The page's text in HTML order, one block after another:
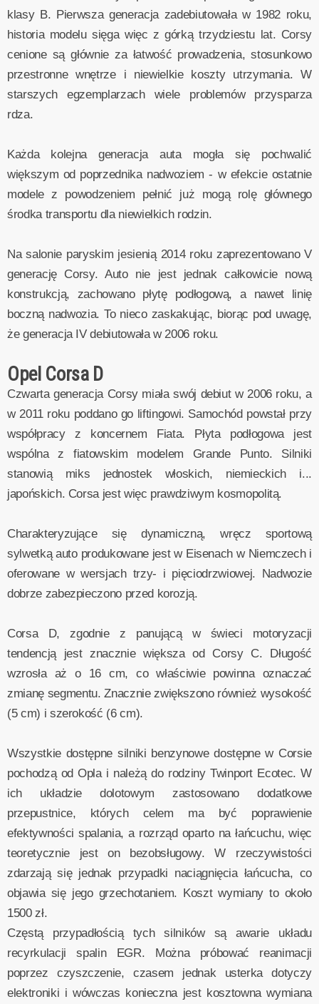
klasy B. Pierwsza generacja zadebiutowała w 1982 roku,
historia modelu sięga więc z górką trzydziestu lat. Corsy
cenione są głównie za łatwość prowadzenia, stosunkowo
przestronne wnętrze i niewielkie koszty utrzymania. W
starszych egzemplarzach wiele problemów przysparza
rdza.
Każda kolejna generacja auta mogła się pochwalić
większym od poprzednika nadwoziem - w efekcie ostatnie
modele z powodzeniem pełnić już mogą rolę głównego
środka transportu dla niewielkich rodzin.
Na salonie paryskim jesienią 2014 roku zaprezentowano V
generację Corsy. Auto nie jest jednak całkowicie nową
konstrukcją, zachowano płytę podłogową, a nawet linię
boczną nadwozia. To nieco zaskakując, biorąc pod uwagę,
że generacja IV debiutowała w 2006 roku.
Opel Corsa D
Czwarta generacja Corsy miała swój debiut w 2006 roku, a
w 2011 roku poddano go liftingowi. Samochód powstał przy
współpracy z koncernem Fiata. Płyta podłogowa jest
wspólna z fiatowskim modelem Grande Punto. Silniki
stanowią miks jednostek włoskich, niemieckich i...
japońskich. Corsa jest więc prawdziwym kosmopolitą.
Charakteryzujące się dynamiczną, wręcz sportową
sylwetką auto produkowane jest w Eisenach w Niemczech i
oferowane w wersjach trzy- i pięciodrzwiowej. Nadwozie
dobrze zabezpieczono przed korozją.
Corsa D, zgodnie z panującą w świeci motoryzacji
tendencją jest znacznie większa od Corsy C. Długość
wzrosła aż o 16 cm, co właściwie powinna oznaczać
zmianę segmentu. Znacznie zwiększono również wysokość
(5 cm) i szerokość (6 cm).
Wszystkie dostępne silniki benzynowe dostępne w Corsie
pochodzą od Opla i należą do rodziny Twinport Ecotec. W
ich układzie dolotowym zastosowano dodatkowe
przepustnice, których celem ma być poprawienie
efektywności spalania, a rozrząd oparto na łańcuchu, więc
teoretycznie jest on bezobsługowy. W rzeczywistości
zdarzają się jednak przypadki naciągnięcia łańcucha, co
objawia się jego grzechotaniem. Koszt wymiany to około
1500 zł.
Częstą przypadłością tych silników są awarie układu
recyrkulacji spalin EGR. Można próbować reanimacji
poprzez czyszczenie, czasem jednak usterka dotyczy
elektroniki i wówczas konieczna jest kosztowna wymiana